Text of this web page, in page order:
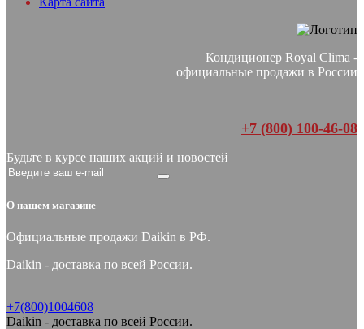
Кондиционер Royal Clima -
официальные продажи в России
+7 (800) 100-46-08
Будьте в курсе наших акций и новостей
О нашем магазине
Официальные продажи Daikin в РФ.
Daikin - доставка по всей России.
+7(800)1004608
Daikin - доставка по всей России.